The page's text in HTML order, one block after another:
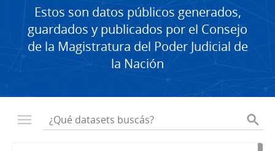
Estos son datos públicos generados,
guardados y publicados por el Consejo
de la Magistratura del Poder Judicial de
la Nación